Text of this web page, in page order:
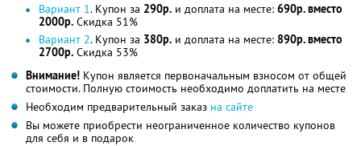
Вариант 1. Купон за 290р. и доплата на месте: 690р. вместо
2000р. Скидка 51%
Вариант 2. Купон за 380р. и доплата на месте: 890р. вместо
2700р. Скидка 53%
Внимание! Купон является первоначальным взносом от общей
стоимости. Полную стоимость необходимо доплатить на месте
Необходим предварительный заказ на сайте
Вы можете приобрести неограниченное количество купонов
для себя и в подарок